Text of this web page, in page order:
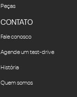
Peças
CONTATO
Fale conosco
Agende um test-drive
História
Quem somos